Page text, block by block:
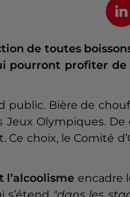
de toutes
pourront profiter
public. Bière de
Olympiques.
choix, le Comité
l’alcoolisme encadre
s’étend "dans les